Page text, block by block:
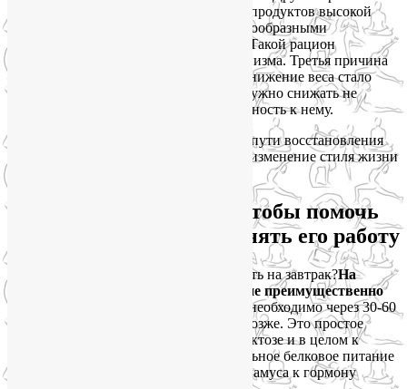
коренится в пище, приготовленной из продуктов высокой
степени переработки, сдобренной разнообразными
консервантами и прочими добавками. Такой рацион
нарушает биохимический баланс организма. Третья причина
— это стратегическая ошибка: чтобы снижение веса стало
возможным, а диеты эффективными, нужно снижать не
уровень гормона лептина, а резистенстность к нему.
Отсюда напрашиваются два основных пути восстановления
чувствительности к гормону лептину: изменение стиля жизни
Питайтесь правильно, чтобы помочь
гормону лептину выполнять его работу
На
завтрак нужно отдавать предпочтение преимущественно
причем позавтракать необходимо через 30-60
минут после того, как проснетесь, не позже. Это простое
правило снизит нездоровую тягу к фруктозе и в целом к
сахаросодержащим продуктам. Правильное белковое питание
увеличивает чувствительность гипоталамуса к гормону